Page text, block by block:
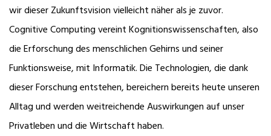
wir dieser Zukunftsvision vielleicht näher als je zuvor.
Cognitive Computing vereint Kognitionswissenschaften, also
die Erforschung des menschlichen Gehirns und seiner
Funktionsweise, mit Informatik. Die Technologien, die dank
dieser Forschung entstehen, bereichern bereits heute unseren
Alltag und werden weitreichende Auswirkungen auf unser
Privatleben und die Wirtschaft haben.